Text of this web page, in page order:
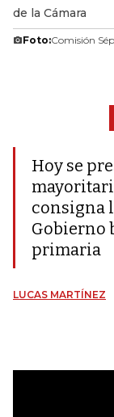
de la Cámara
Foto:Comisión
Hoy se
consigna
Gobierno
primaria
LUCAS MARTÍNEZ